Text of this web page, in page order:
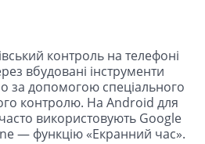
контроль на телефоні
вбудовані інструменти
за допомогою спеціального
контролю. На Android для
використовують Google
— функцію «Екранний час».